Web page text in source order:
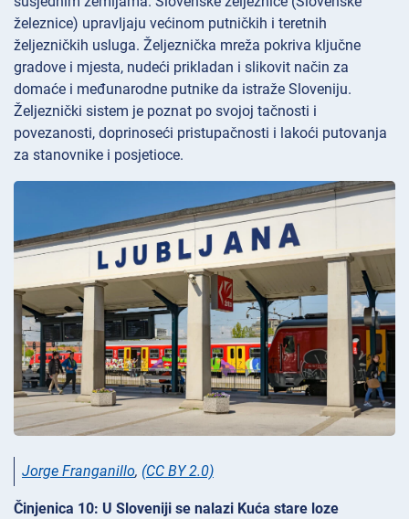
železnice) upravljaju većinom putničkih i teretnih
željezničkih usluga. Željeznička mreža pokriva ključne
gradove i mjesta, nudeći prikladan i slikovit način za
domaće i međunarodne putnike da istraže Sloveniju.
Željeznički sistem je poznat po svojoj tačnosti i
povezanosti, doprinoseći pristupačnosti i lakoći putovanja
za stanovnike i posjetioce.
Jorge Franganillo, (CC BY 2.0)
Činjenica 10: U Sloveniji se nalazi Kuća stare loze